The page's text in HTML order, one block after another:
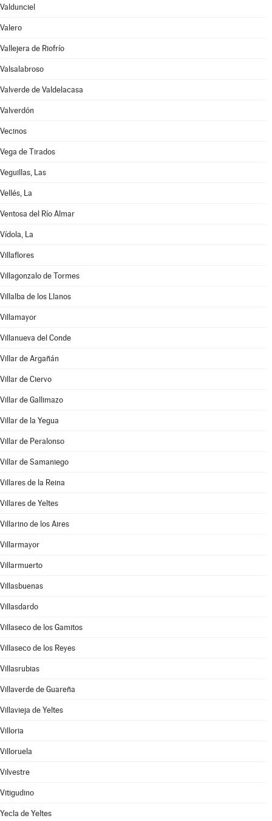
Valdunciel
Valero
Vallejera de Riofrío
Valsalabroso
Valverde de Valdelacasa
Valverdón
Vecinos
Vega de Tirados
Veguillas, Las
Vellés, La
Ventosa del Río Almar
Vídola, La
Villaflores
Villagonzalo de Tormes
Villalba de los Llanos
Villamayor
Villanueva del Conde
Villar de Argañán
Villar de Ciervo
Villar de Gallimazo
Villar de la Yegua
Villar de Peralonso
Villar de Samaniego
Villares de la Reina
Villares de Yeltes
Villarino de los Aires
Villarmayor
Villarmuerto
Villasbuenas
Villasdardo
Villaseco de los Gamitos
Villaseco de los Reyes
Villasrubias
Villaverde de Guareña
Villavieja de Yeltes
Villoria
Villoruela
Vilvestre
Vitigudino
Yecla de Yeltes